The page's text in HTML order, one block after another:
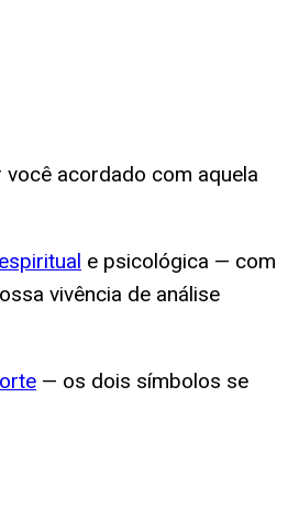
acordado com aquela
espiritual e psicológica — com
vivência de análise
— os dois símbolos se